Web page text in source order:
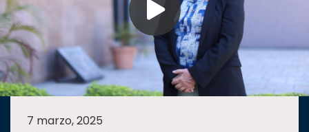
SECCIONES
ACADEMIA
7 marzo, 2025